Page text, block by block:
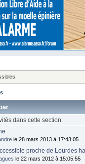
dans cette section.
le 28 mars 2013 à 17:43:05
proche de Lourdes
le 22 mars 2012 à 15:05:55